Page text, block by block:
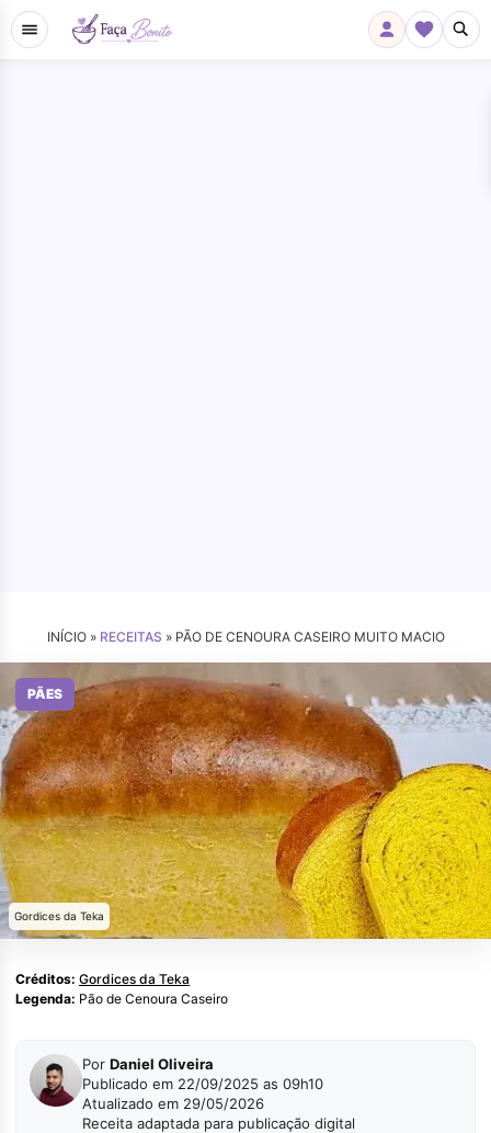
INÍCIO » RECEITAS » PÃO DE CENOURA CASEIRO MUITO MACIO
PÃES
Gordices da Teka
Créditos: Gordices da Teka
Legenda: Pão de Cenoura Caseiro
Por Daniel Oliveira
Publicado em 22/09/2025 as 09h10
Atualizado em 29/05/2026
Receita adaptada para publicação digital